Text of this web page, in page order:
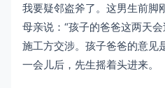
我要疑邻盗斧了。这男生前脚
母亲说：“孩子的爸爸这两天
施工方交涉。孩子爸爸的意见
一会儿后，先生摇着头进来。